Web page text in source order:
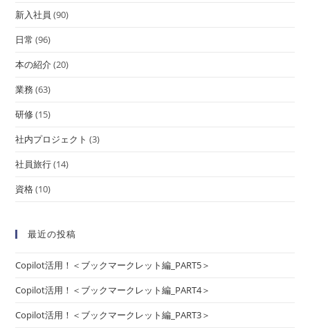
新入社員 (90)
日常 (96)
本の紹介(20)
業務(63)
研修(15)
社内プロジェクト (3)
社員旅行(14)
資格(10)
最近の投稿
Copilot活用！＜ブックマークレット編_PART5＞
Copilot活用！＜ブックマークレット編_PART4＞
Copilot活用！＜ブックマークレット編_PART3＞